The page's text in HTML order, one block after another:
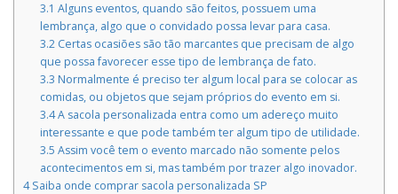
3.1 Alguns eventos, quando são feitos, possuem uma
lembrança, algo que o convidado possa levar para casa.
3.2Certas ocasiões são tão marcantes que precisam de algo
que possa favorecer esse tipo de lembrança de fato.
3.3 Normalmente é preciso ter algum local para se colocar as
comidas, ou objetos que sejam próprios do evento em si.
3.4A sacola personalizada entra como um adereço muito
interessante e que pode também ter algum tipo de utilidade.
3.5 Assim você tem o evento marcado não somente pelos
acontecimentos em si, mas também por trazer algo inovador.
4Saiba onde comprar sacola personalizada SP